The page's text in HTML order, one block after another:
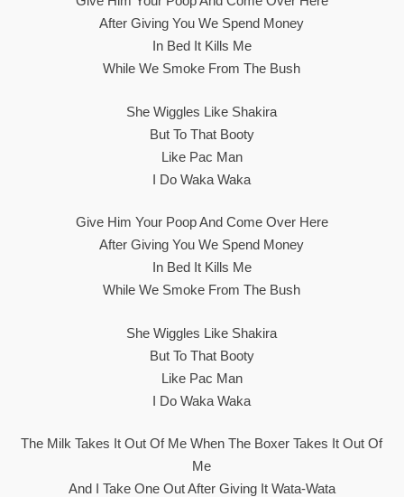
After Giving You We Spend Money
In Bed It Kills Me
While We Smoke From The Bush
She Wiggles Like Shakira
But To That Booty
Like Pac Man
I Do Waka Waka
Give Him Your Poop And Come Over Here
After Giving You We Spend Money
In Bed It Kills Me
While We Smoke From The Bush
She Wiggles Like Shakira
But To That Booty
Like Pac Man
I Do Waka Waka
The Milk Takes It Out Of Me When The Boxer Takes It Out Of
Me
And I Take One Out After Giving It Wata-Wata